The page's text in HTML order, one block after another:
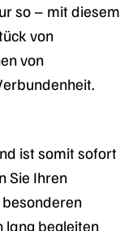
so – mit diesem
von
von
ist somit sofort
Sie Ihren
lang begleiten